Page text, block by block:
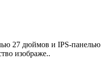
27 дюймов и IPS-панелью
изображе..